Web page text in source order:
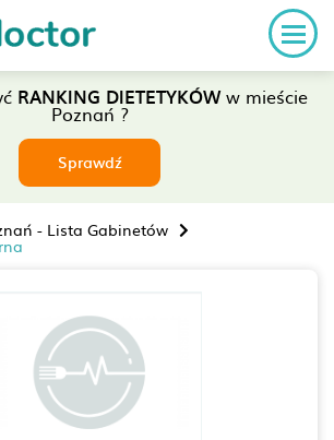
RANKING DIETETYKÓWw mieście
Poznań ?
Sprawdź
- Lista Gabinetów